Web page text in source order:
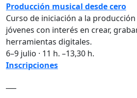
Producción musical desde cero
Curso de iniciación a la
jóvenes con interés en crear,
herramientas digitales.
6–9 julio · 11 h. –13,30 h.
Inscripciones